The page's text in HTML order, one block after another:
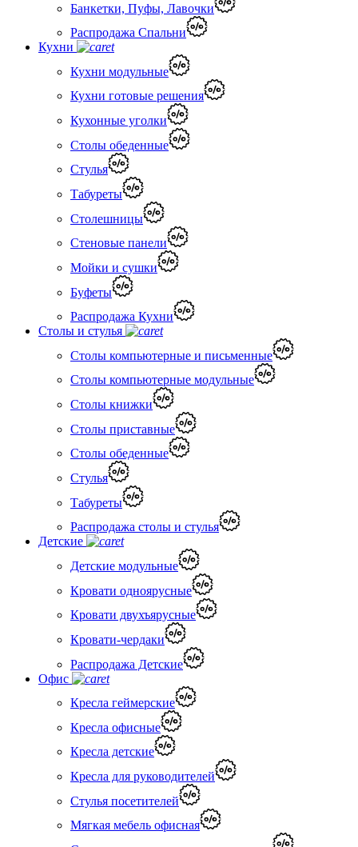
Банкетки, Пуфы, Лавочки
Распродажа Спальни
Кухни
Кухни модульные
Кухни готовые решения
Кухонные уголки
Столы обеденные
Стулья
Табуреты
Столешницы
Стеновые панели
Мойки и сушки
Буфеты
Распродажа Кухни
Столы и стулья
Столы компьютерные и письменные
Столы компьютерные модульные
Столы книжки
Столы приставные
Столы обеденные
Стулья
Табуреты
Распродажа столы и стулья
Детские
Детские модульные
Кровати одноярусные
Кровати двухъярусные
Кровати-чердаки
Распродажа Детские
Офис
Кресла геймерские
Кресла офисные
Кресла детские
Кресла для руководителей
Стулья посетителей
Мягкая мебель офисная